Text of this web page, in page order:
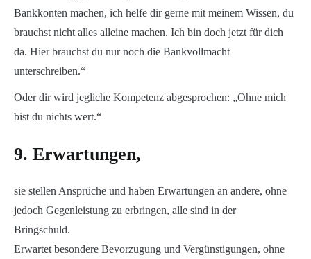
Bankkonten machen, ich helfe dir gerne mit meinem Wissen, du
brauchst nicht alles alleine machen. Ich bin doch jetzt für dich
da. Hier brauchst du nur noch die Bankvollmacht
unterschreiben.“
Oder dir wird jegliche Kompetenz abgesprochen: „Ohne mich
bist du nichts wert.“
9. Erwartungen,
sie stellen Ansprüche und haben Erwartungen an andere, ohne
jedoch Gegenleistung zu erbringen, alle sind in der
Bringschuld.
Erwartet besondere Bevorzugung und Vergünstigungen, ohne